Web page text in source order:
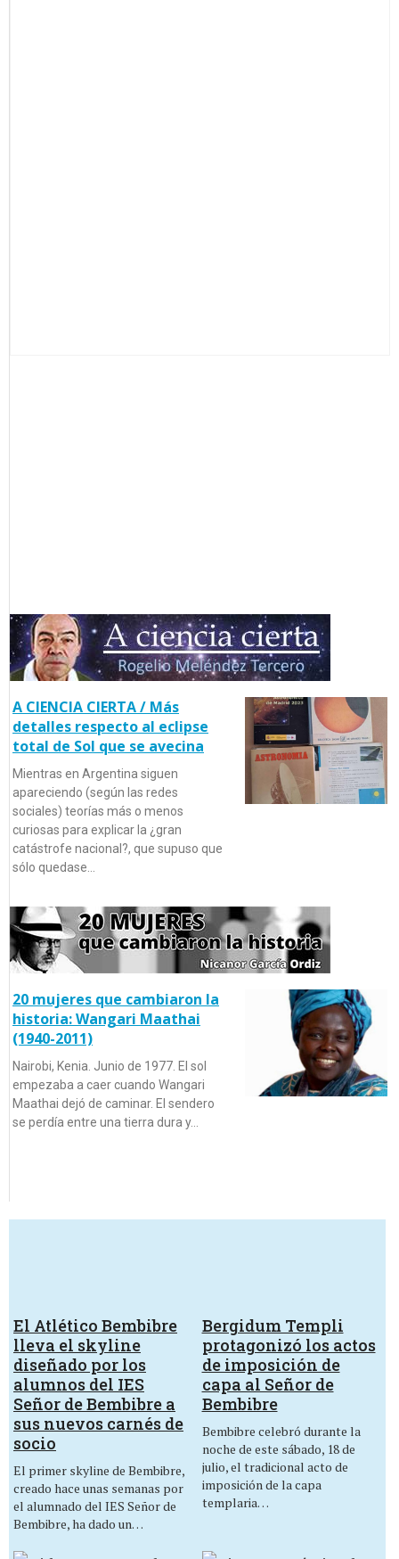
A CIENCIA CIERTA / Más
detalles respecto al eclipse
total de Sol que se avecina
Mientras en Argentina siguen
apareciendo (según las redes
sociales) teorías más o menos
curiosas para explicar la ¿gran
catástrofe nacional?, que supuso que
sólo quedase…
20 mujeres que cambiaron la
historia: Wangari Maathai
(1940-2011)
Nairobi, Kenia. Junio de 1977. El sol
empezaba a caer cuando Wangari
Maathai dejó de caminar. El sendero
se perdía entre una tierra dura y…
El Atlético Bembibre
lleva el skyline
diseñado por los
alumnos del IES
Señor de Bembibre a
sus nuevos carnés de
socio
El primer skyline de Bembibre,
creado hace unas semanas por
el alumnado del IES Señor de
Bembibre, ha dado un…
Bergidum Templi
protagonizó los actos
de imposición de
capa al Señor de
Bembibre
Bembibre celebró durante la
noche de este sábado, 18 de
julio, el tradicional acto de
imposición de la capa
templaria…